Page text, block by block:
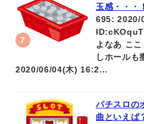
玉感・・・！
695: 2020/
よなあ こ
しホールも
2020/06/04(木) 16:2…
パチスロの
曲といえば